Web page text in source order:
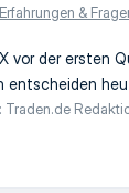
&
vor der ersten
entscheiden
Traden.de